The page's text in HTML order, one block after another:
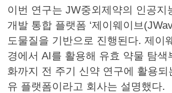
이번 연구는 JW중외제약의 인공지
개발 통합 플랫폼 ‘제이웨이브
도물질을 기반으로 진행된다. 제이
경에서 AI를 활용해 유효 약물 탐색
화까지 전 주기 신약 연구에 활용
유 플랫폼이라고 회사는 설명했다.